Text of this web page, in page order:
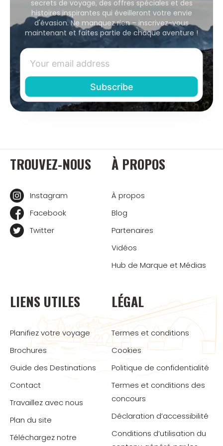
secrets de voyage, des offres spéciales et des
histoires inspirantes qui éveilleront votre envie
d'évasion. Ne manquez rien – inscrivez-vous
maintenant et faites partie de chaque aventure !
TROUVEZ-NOUS
Instagram
Facebook
Twitter
À PROPOS
À propos
Blog
Partenaires
Vidéos
Hub de Marque et Médias
LIENS UTILES
Planifiez votre voyage
Brochures
Guide des Destinations
Contact
Travaillez avec nous
Plan du site
Téléchargez notre
LÉGAL
Termes et conditions
Cookies
Politique de confidentialité
Termes et conditions des
concours
Déclaration d’accessibilité
Conditions d’utilisation du